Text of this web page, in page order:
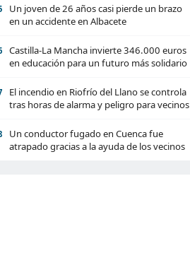
Un joven de 26 años casi pierde un brazo
en un accidente en Albacete
Castilla-La Mancha invierte 346.000 euros
en educación para un futuro más solidario
El incendio en Riofrío del Llano se controla
tras horas de alarma y peligro para vecinos
Un conductor fugado en Cuenca fue
atrapado gracias a la ayuda de los vecinos